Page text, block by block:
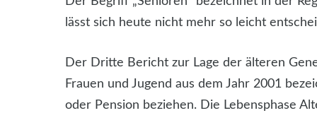
lässt sich heute nicht mehr so leicht
Der Dritte Bericht zur Lage der älteren
Frauen und Jugend aus dem Jahr 2001
oder Pension beziehen. Die Lebensphase